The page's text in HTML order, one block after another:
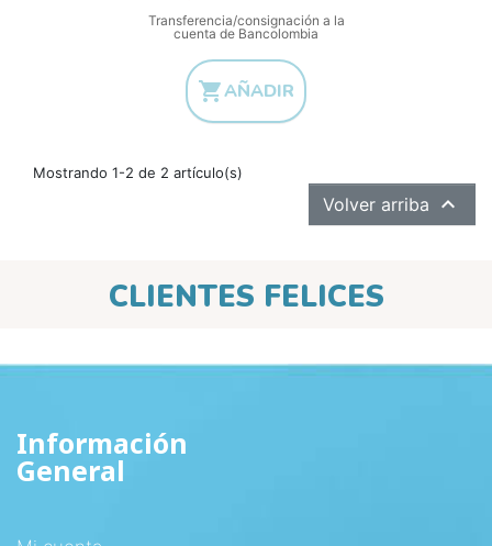
Transferencia/consignación a la
cuenta de Bancolombia
AÑADIR
Mostrando 1-2 de 2 artículo(s)
Volver arriba 
CLIENTES FELICES
Información
General